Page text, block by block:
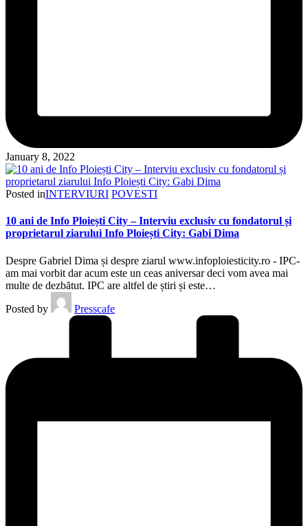
January 8, 2022
Posted inINTERVIURI POVESTI
10 ani de Info Ploiești City – Interviu exclusiv cu fondatorul și
proprietarul ziarului Info Ploiești City: Gabi Dima
Despre Gabriel Dima și despre ziarul www.infoploiesticity.ro - IPC-
am mai vorbit dar acum este un ceas aniversar deci vom avea mai
multe de dezbătut. IPC are altfel de știri și este…
Posted by
Presscafe